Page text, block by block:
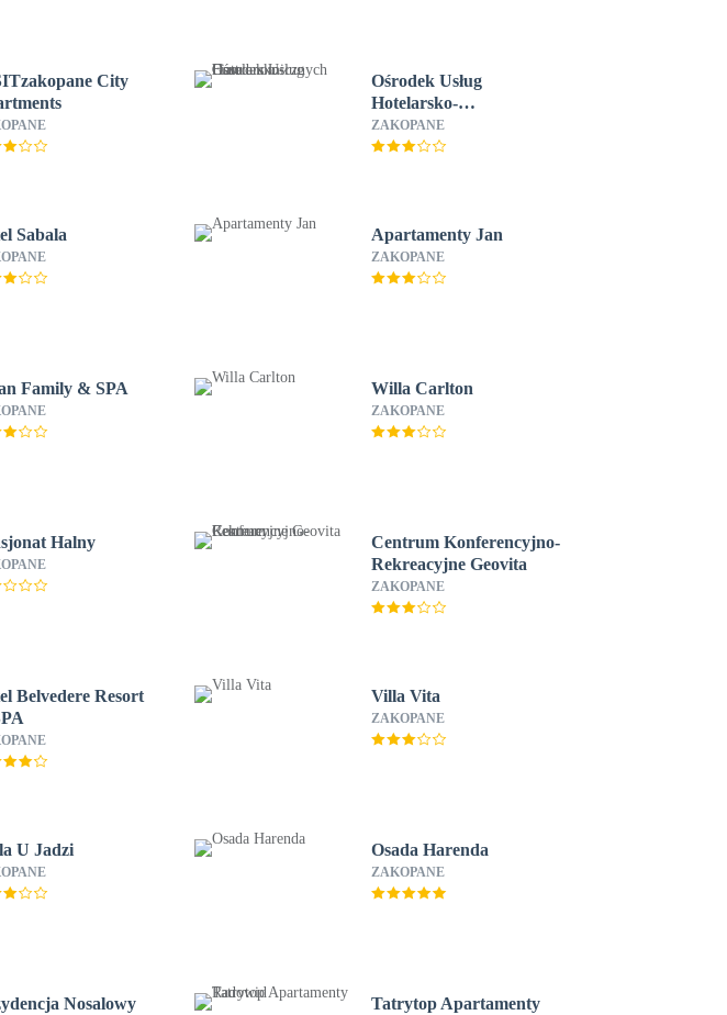
City
Ośrodek Usług
Hotelarsko-
Gastronomicznych Fian
ZAKOPANE
Sabala Apartamenty Jan
ZAKOPANE
Family & SPA Willa Carlton
ZAKOPANE
Halny
Centrum Konferencyjno-
Rekreacyjne Geovita
ZAKOPANE
Belvedere Resort
Villa Vita
ZAKOPANE
U Jadzi Osada Harenda
ZAKOPANE
Nosalowy
Tatrytop Apartamenty